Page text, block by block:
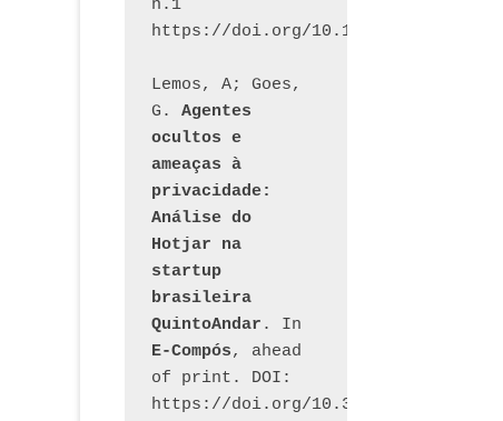
n.1
https://doi.org/10.12957/
Lemos, A; Goes,
G. Agentes
ocultos e
ameaças à
privacidade:
Análise do
Hotjar na
startup
brasileira
QuintoAndar
E-Compós, ahead
of print. DOI:
https://doi.org/10.30962/ecomps.3231